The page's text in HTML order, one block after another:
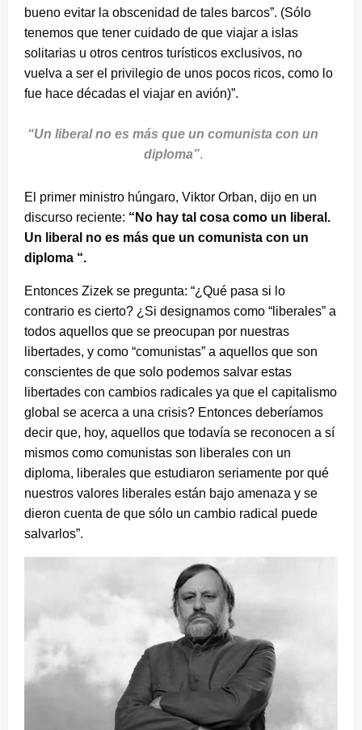
bueno evitar la obscenidad de tales barcos”. (Sólo
tenemos que tener cuidado de que viajar a islas
solitarias u otros centros turísticos exclusivos, no
vuelva a ser el privilegio de unos pocos ricos, como lo
fue hace décadas el viajar en avión)”.
“Un liberal no es más que un comunista con un
diploma”.
El primer ministro húngaro, Viktor Orban, dijo en un
discurso reciente: “No hay tal cosa como un liberal.
Un liberal no es más que un comunista con un
diploma “.
Entonces Zizek se pregunta: “¿Qué pasa si lo
contrario es cierto? ¿Si designamos como “liberales” a
todos aquellos que se preocupan por nuestras
libertades, y como “comunistas” a aquellos que son
conscientes de que solo podemos salvar estas
libertades con cambios radicales ya que el capitalismo
global se acerca a una crisis? Entonces deberíamos
decir que, hoy, aquellos que todavía se reconocen a sí
mismos como comunistas son liberales con un
diploma, liberales que estudiaron seriamente por qué
nuestros valores liberales están bajo amenaza y se
dieron cuenta de que sólo un cambio radical puede
salvarlos”.